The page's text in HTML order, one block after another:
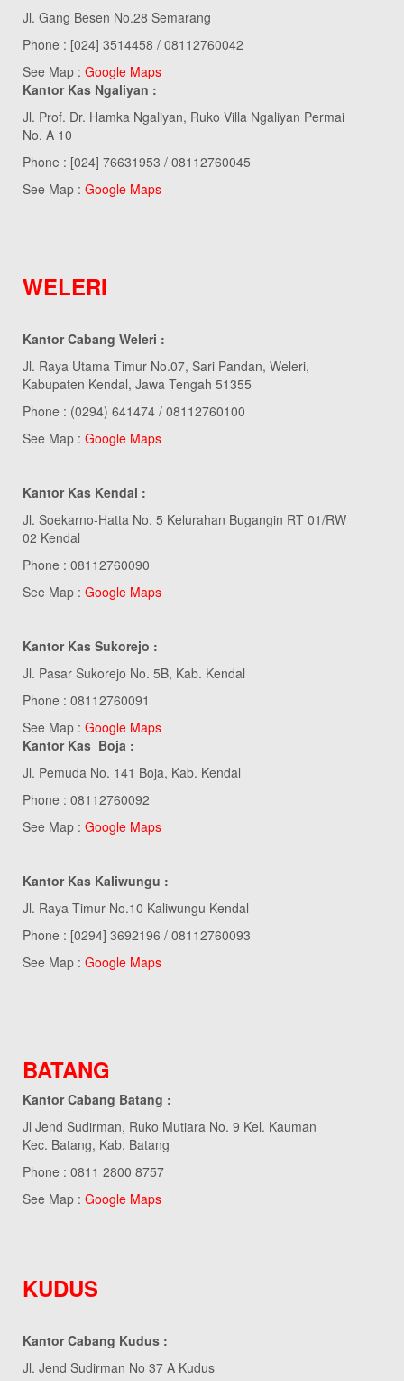
Jl. Gang Besen No.28 Semarang
Phone : [024] 3514458 / 08112760042
See Map : Google Maps
Kantor Kas Ngaliyan :
Jl. Prof. Dr. Hamka Ngaliyan, Ruko Villa Ngaliyan Permai
No. A 10
Phone : [024] 76631953 / 08112760045
See Map : Google Maps
WELERI
Kantor Cabang Weleri :
Jl. Raya Utama Timur No.07, Sari Pandan, Weleri,
Kabupaten Kendal, Jawa Tengah 51355
Phone : (0294) 641474 / 08112760100
See Map : Google Maps
Kantor Kas Kendal :
Jl. Soekarno-Hatta No. 5 Kelurahan Bugangin RT 01/RW
02 Kendal
Phone : 08112760090
See Map : Google Maps
Kantor Kas Sukorejo :
Jl. Pasar Sukorejo No. 5B, Kab. Kendal
Phone : 08112760091
See Map : Google Maps
Kantor Kas Boja :
Jl. Pemuda No. 141 Boja, Kab. Kendal
Phone : 08112760092
See Map : Google Maps
Kantor Kas Kaliwungu :
Jl. Raya Timur No.10 Kaliwungu Kendal
Phone : [0294] 3692196 / 08112760093
See Map : Google Maps
BATANG
Kantor Cabang Batang :
Jl Jend Sudirman, Ruko Mutiara No. 9 Kel. Kauman
Kec. Batang, Kab. Batang
Phone : 0811 2800 8757
See Map : Google Maps
KUDUS
Kantor Cabang Kudus :
Jl. Jend Sudirman No 37 A Kudus